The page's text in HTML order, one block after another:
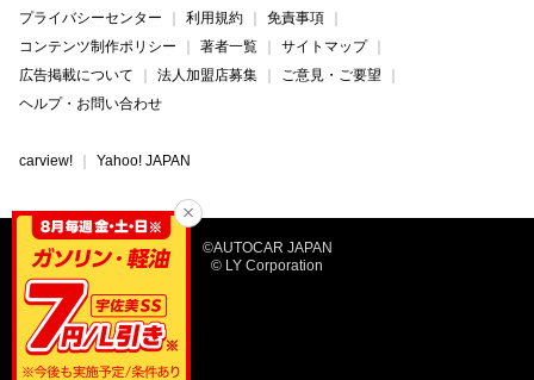
プライバシーセンター
利用規約
免責事項
コンテンツ制作ポリシー
著者一覧
サイトマップ
広告掲載について
法人加盟店募集
ご意見・ご要望
ヘルプ・お問い合わせ
carview! Yahoo! JAPAN
©AUTOCAR JAPAN
© LY Corporation